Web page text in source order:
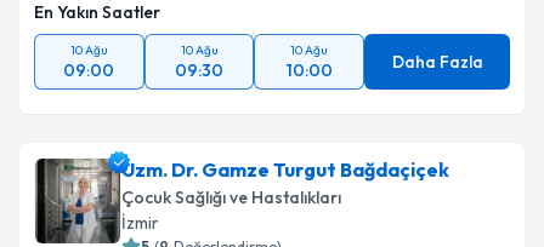
En Yakın Saatler
10 Ağu
09:00
10 Ağu
09:30
10 Ağu
10:00 Daha Fazla
Uzm. Dr. Gamze Turgut Bağdaçiçek
Çocuk Sağlığı ve Hastalıkları
İzmir